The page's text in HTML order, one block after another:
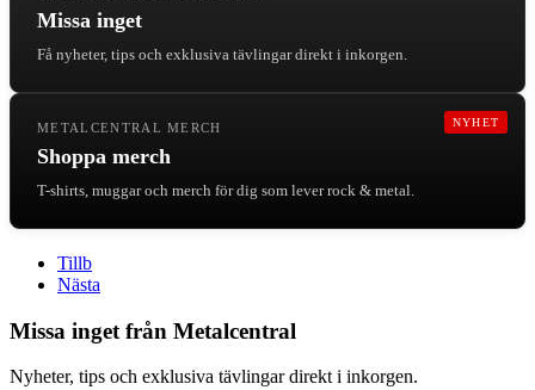
Missa inget
Få nyheter, tips och exklusiva tävlingar direkt i inkorgen.
NYHET
METALCENTRAL MERCH
Shoppa merch
T-shirts, muggar och merch för dig som lever rock & metal.
Tillb
Nästa
Missa inget från Metalcentral
Nyheter, tips och exklusiva tävlingar direkt i inkorgen.